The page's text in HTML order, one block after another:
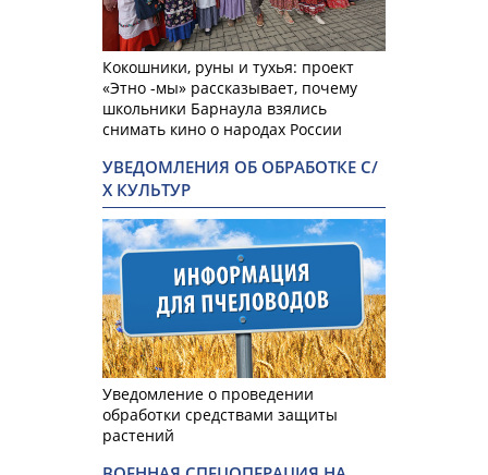
Кокошники, руны и тухья: проект
«Этно -мы» рассказывает, почему
школьники Барнаула взялись
снимать кино о народах России
УВЕДОМЛЕНИЯ ОБ ОБРАБОТКЕ С/
Х КУЛЬТУР
Уведомление о проведении
обработки средствами защиты
растений